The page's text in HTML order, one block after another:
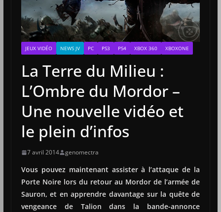
JEUX VIDÉO NEWS JV PC PS3 PS4 XBOX 360 XBOXONE
La Terre du Milieu :
L’Ombre du Mordor –
Une nouvelle vidéo et
le plein d’infos
7 avril 2014 genomectra
Vous pouvez maintenant assister à l’attaque de la
Porte Noire lors du retour au Mordor de l’armée de
Sauron, et en apprendre davantage sur la quête de
vengeance de Talion dans la bande-annonce